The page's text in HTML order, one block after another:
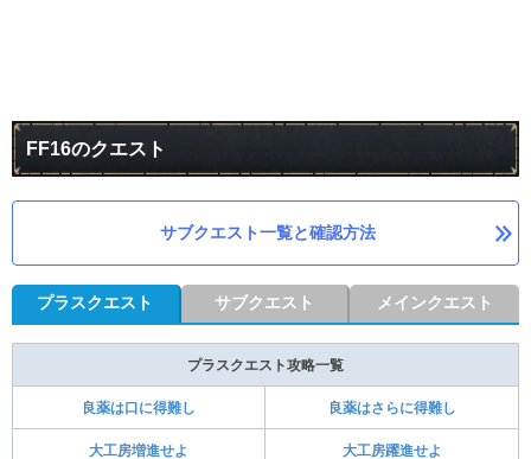
FF16のクエスト
サブクエスト一覧と確認方法
プラスクエスト サブクエスト メインクエスト
プラスクエスト攻略一覧
良薬は口に得難し 良薬はさらに得難し
大工房増進せよ 大工房躍進せよ